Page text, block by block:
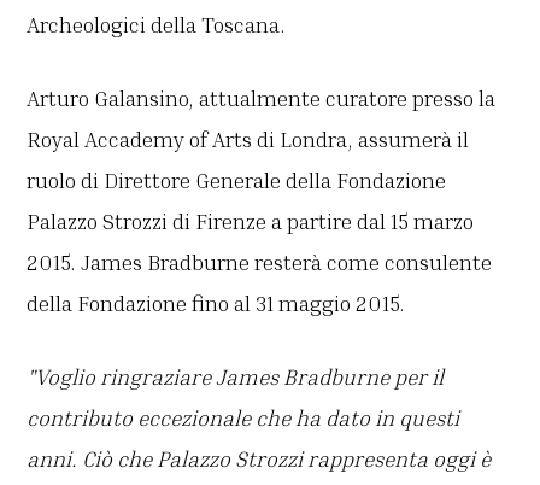
Archeologici della Toscana.
Arturo Galansino, attualmente curatore presso la
Royal Accademy of Arts di Londra, assumerà il
ruolo di Direttore Generale della Fondazione
Palazzo Strozzi di Firenze a partire dal 15 marzo
2015. James Bradburne resterà come consulente
della Fondazione fino al 31 maggio 2015.
"Voglio ringraziare James Bradburne per il
contributo eccezionale che ha dato in questi
anni. Ciò che Palazzo Strozzi rappresenta oggi è